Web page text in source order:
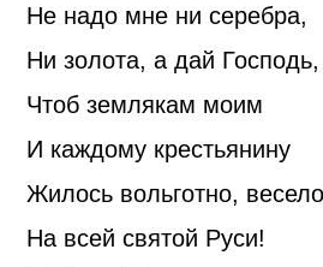
Не надо мне ни серебра,
Ни золота, а дай Господь,
Чтоб землякам моим
И каждому крестьянину
Жилось вольготно, весело
На всей святой Руси!